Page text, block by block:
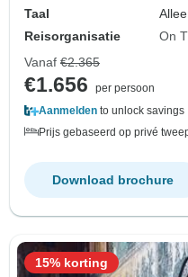
Taal
Reisorganisatie
On
Vanaf €2.365
€1.656
per persoon
Aanmelden to unlock savings
Prijs gebaseerd op privé
Download brochure
15% korting